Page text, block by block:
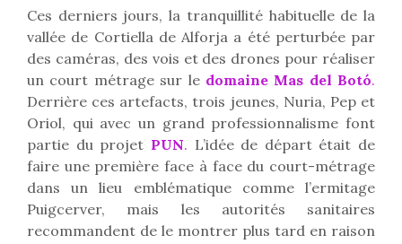
Ces derniers jours, la tranquillité habituelle de la
vallée de Cortiella de Alforja a été perturbée par
des caméras, des vois et des drones pour réaliser
un court métrage sur le domaine Mas del Botó.
Derrière ces artefacts, trois jeunes, Nuria, Pep et
Oriol, qui avec un grand professionnalisme font
partie du projet PUN. L’idée de départ était de
faire une première face à face du court-métrage
dans un lieu emblématique comme l’ermitage
Puigcerver, mais les autorités sanitaires
recommandent de le montrer plus tard en raison